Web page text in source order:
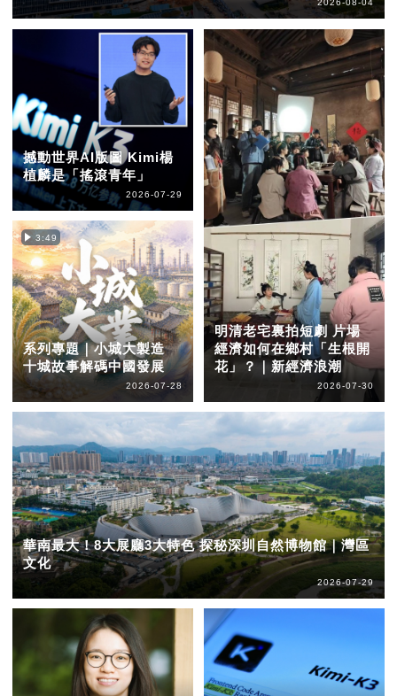
2026-08-04
撼動世界AI版圖 Kimi楊
植麟是「搖滾青年」
2026-07-29
3:49
系列專題｜小城大製造
十城故事解碼中國發展
2026-07-28
明清老宅裏拍短劇 片場
經濟如何在鄉村「生根開
花」？｜新經濟浪潮
2026-07-30
華南最大！8大展廳3大特色 探秘深圳自然博物館｜灣區
文化
2026-07-29